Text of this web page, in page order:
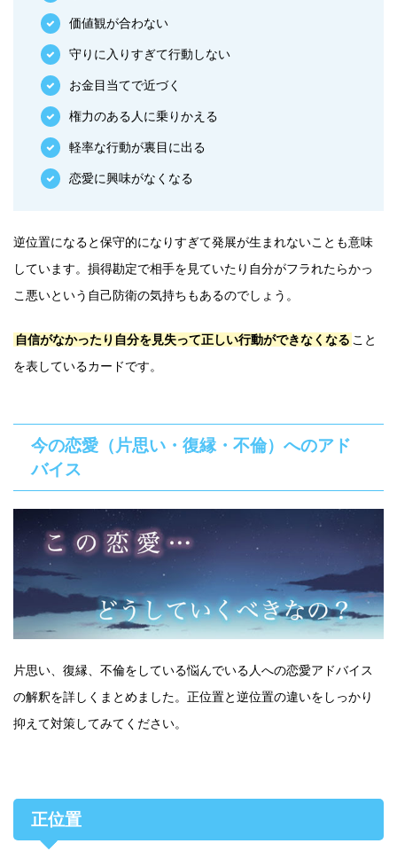
価値観が合わない
守りに入りすぎて行動しない
お金目当てで近づく
権力のある人に乗りかえる
軽率な行動が裏目に出る
恋愛に興味がなくなる
逆位置になると保守的になりすぎて発展が生まれないことも意味
しています。損得勘定で相手を見ていたり自分がフラれたらかっ
こ悪いという自己防衛の気持ちもあるのでしょう。
自信がなかったり自分を見失って正しい行動ができなくなる こと
を表しているカードです。
今の恋愛（片思い・復縁・不倫）へのアド
バイス
片思い、復縁、不倫をしている悩んでいる人への恋愛アドバイス
の解釈を詳しくまとめました。正位置と逆位置の違いをしっかり
抑えて対策してみてください。
正位置